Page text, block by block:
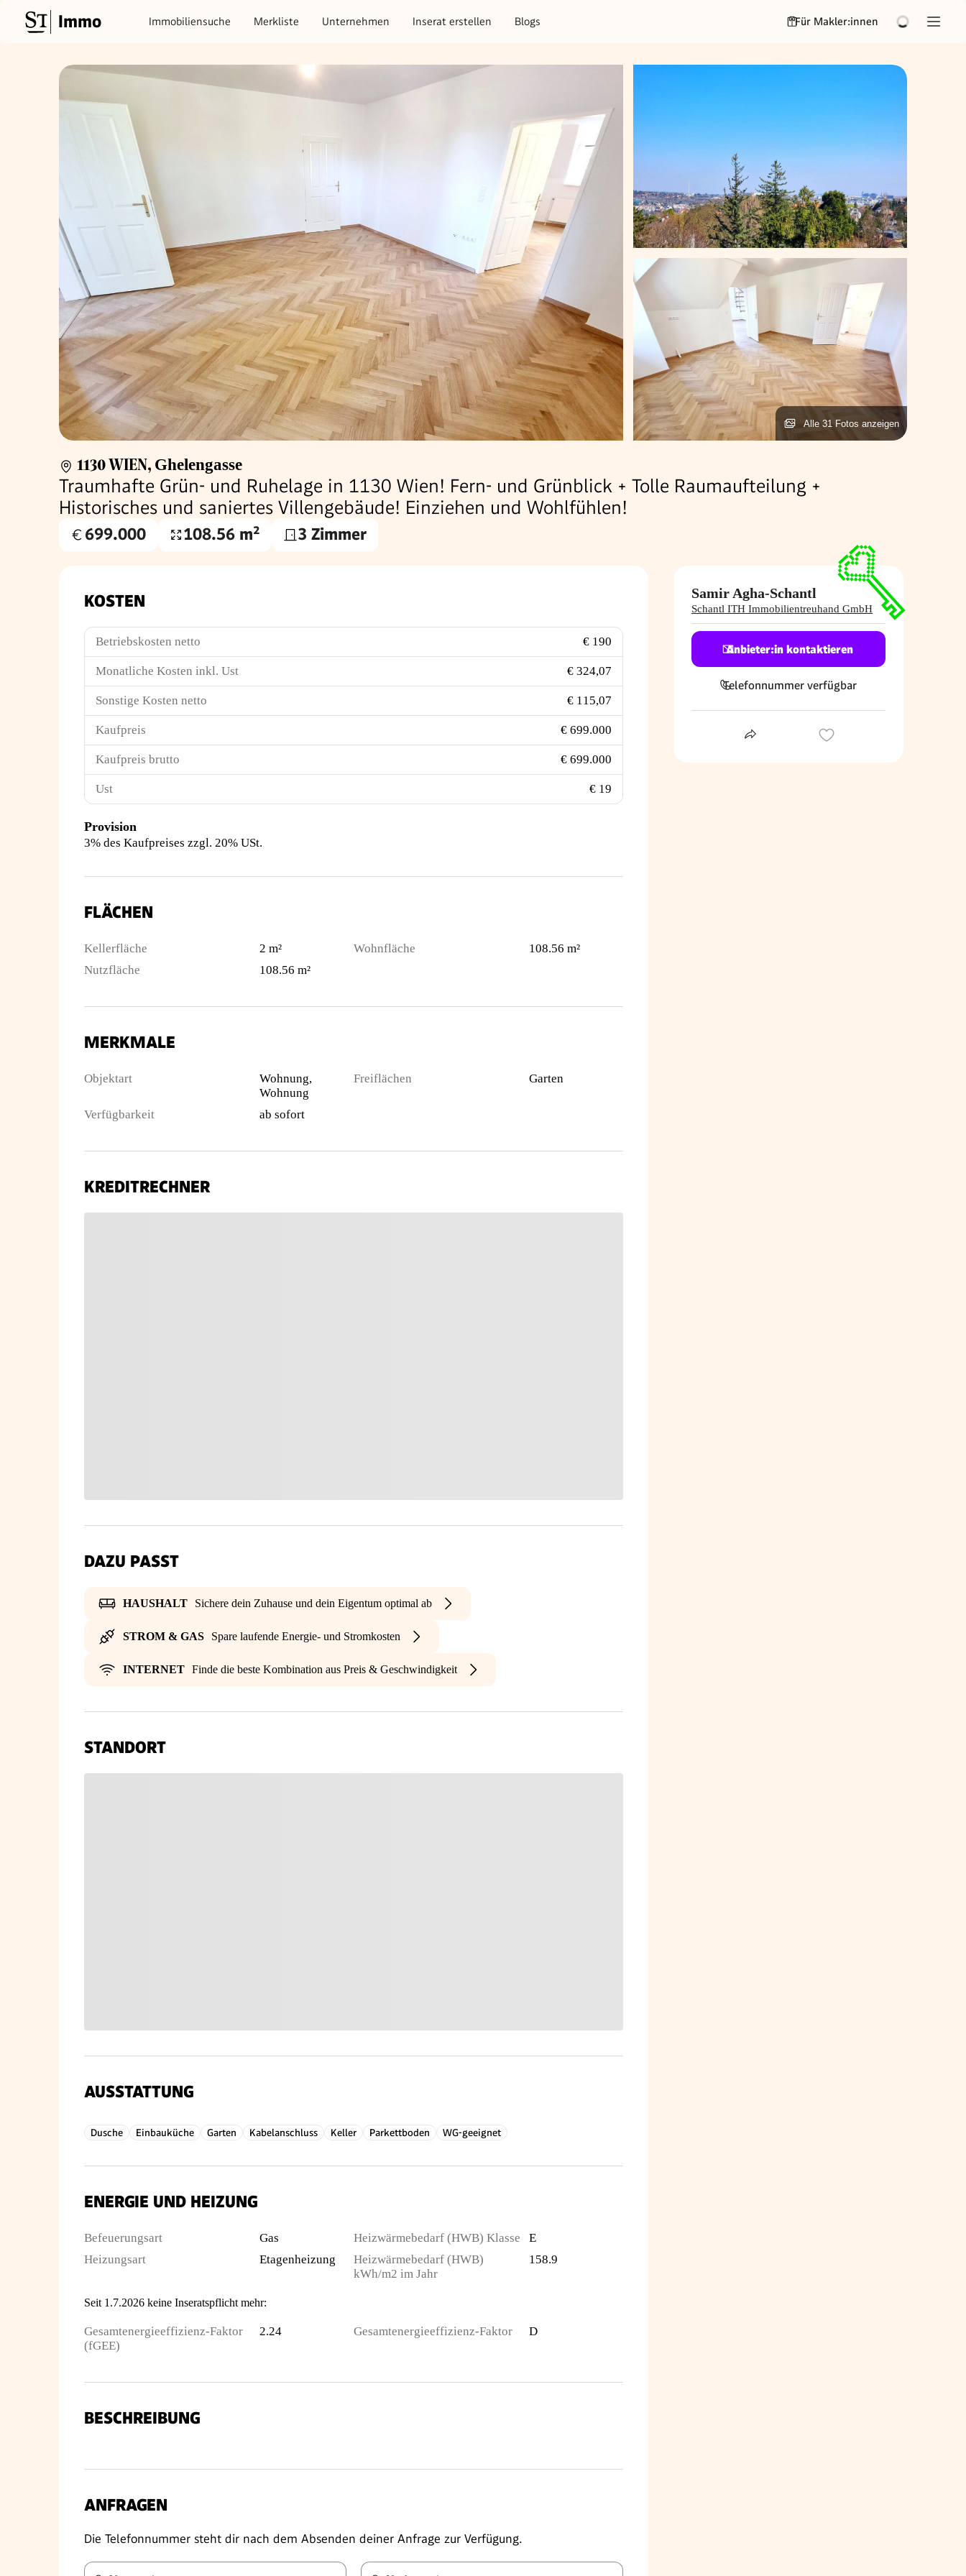
Immo Immobiliensuche Merkliste Unternehmen Inserat erstellen Blogs Für Makler:innen
Alle 31 Fotos anzeigen
1130 WIEN, Ghelengasse
Traumhafte Grün- und Ruhelage in 1130 Wien! Fern- und Grünblick + Tolle Raumaufteilung +
Historisches und saniertes Villengebäude! Einziehen und Wohlfühlen!
Kaufpreis
699.000
Nutzfläche
108.56 m² 3 Zimmer
KOSTEN
Betriebskosten netto € 190
Monatliche Kosten inkl. Ust € 324,07
Sonstige Kosten netto € 115,07
Kaufpreis € 699.000
Kaufpreis brutto € 699.000
Ust € 19
Provision
3% des Kaufpreises zzgl. 20% USt.
FLÄCHEN
Kellerfläche
2 m²
Nutzfläche
108.56 m²
Wohnfläche 108.56 m²
MERKMALE
Objektart
Wohnung,
Wohnung
Verfügbarkeit
ab sofort
Freiflächen Garten
KREDITRECHNER
DAZU PASST
HAUSHALT Sichere dein Zuhause und dein Eigentum optimal ab
STROM & GAS Spare laufende Energie- und Stromkosten
INTERNET Finde die beste Kombination aus Preis & Geschwindigkeit
STANDORT
AUSSTATTUNG
Dusche Einbauküche Garten Kabelanschluss Keller Parkettboden WG-geeignet
ENERGIE UND HEIZUNG
Befeuerungsart
Gas
Heizungsart
Etagenheizung
Heizwärmebedarf (HWB) Klasse
E
Heizwärmebedarf (HWB)
kWh/m2 im Jahr
158.9
Seit 1.7.2026 keine Inseratspflicht mehr:
Gesamtenergieeffizienz-Faktor
(fGEE)
2.24 Gesamtenergieeffizienz-Faktor D
BESCHREIBUNG
ANFRAGEN
Die Telefonnummer steht dir nach dem Absenden deiner Anfrage zur Verfügung.
Samir Agha-​Schantl
Schantl ITH Immobilientreuhand GmbH
Anbieter:in kontaktieren
Telefonnummer verfügbar